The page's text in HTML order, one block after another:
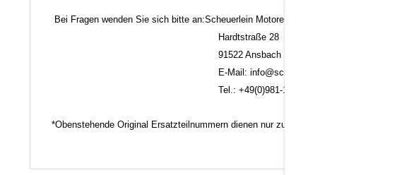
Bei Fragen wenden Sie sich bitte an:Scheuerlein Motorentechnik
Hardtstraße 28
91522 Ansbach
E-Mail: info@scheuerlein.de
Tel.: +49(0)981-17554
*Obenstehende Original Ersatzteilnummern dienen nur zu Vergleichszwecken.